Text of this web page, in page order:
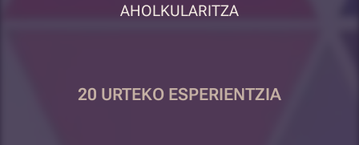
AHOLKULARITZA
20 URTEKO ESPERIENTZIA